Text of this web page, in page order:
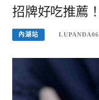
招牌好吃推薦
內湖站